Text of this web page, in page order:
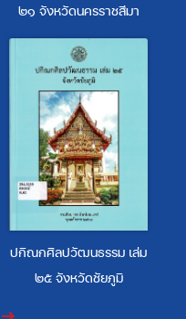
๒๑ จังหวัดนครราชสีมา
ปกิณกศิลปวัฒนธรรม เล่ม
๒๕ จังหวัดชัยภูมิ